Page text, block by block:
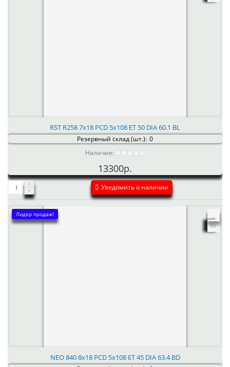
RST R258 7x18 PCD 5x108 ET 50 DIA 60.1 BL
Резервный склад (шт.): 0
Наличие:
13300р.
Уведомить о наличии
Лидер продаж!
NEO 840 8x18 PCD 5x108 ET 45 DIA 63.4 BD